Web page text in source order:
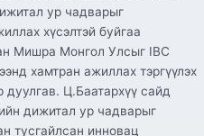
ур чадварыг
хүсэлтэй буйгаа
Мишра Монгол Улсыг IBC
хамтран ажиллах тэргүүлэх
дуулгав. Ц.Баатархүү сайд
дижитал ур чадварыг
тусгайлсан инновац